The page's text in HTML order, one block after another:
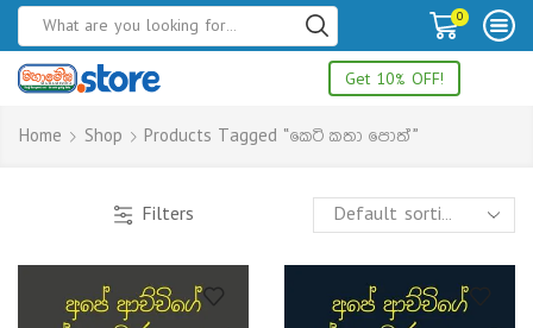
0
Get 10% OFF!
Home Shop Products Tagged “කෙටි කතා පොත්”
Filters